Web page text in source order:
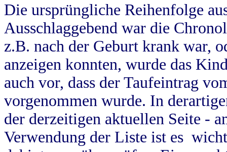
Die ursprüngliche Reihenfolge
Ausschlaggebend war die
z.B. nach der Geburt krank war,
anzeigen konnten, wurde das
auch vor, dass der Taufeintrag
vorgenommen wurde. In
der derzeitigen aktuellen Seite -
Verwendung der Liste ist es